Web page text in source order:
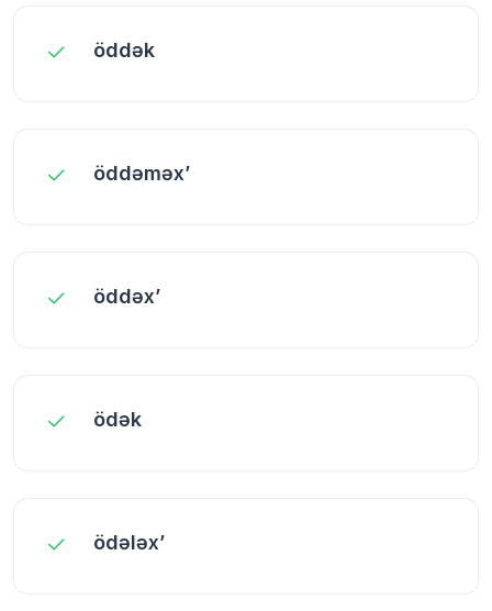
öddək
öddəməx’
öddəx’
ödək
ödələx’